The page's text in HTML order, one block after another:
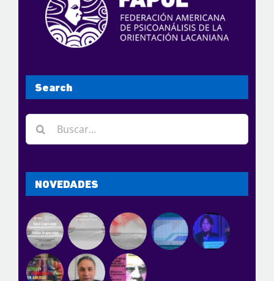
Search
Buscar:
NOVEDADES